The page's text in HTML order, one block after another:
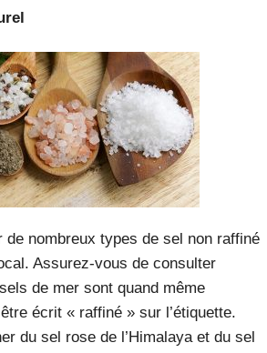
de nombreux types de sel non raffiné
Assurez-vous de consulter
de mer sont quand même
écrit « raffiné » sur l’étiquette.
du sel rose de l’Himalaya et du sel